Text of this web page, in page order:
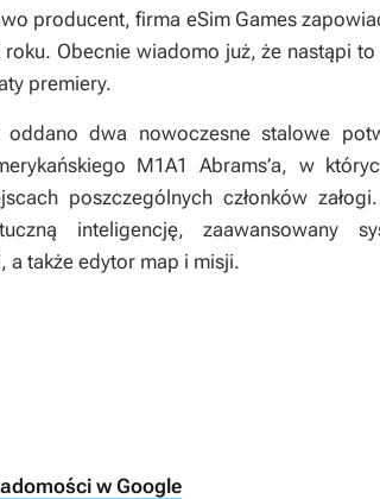
producent, firma eSim Games
Obecnie wiadomo już, że nastąpi to
premiery.
dwa nowoczesne stalowe
M1A1 Abrams’a, w
poszczególnych członków
inteligencję, zaawansowany
a także edytor map i misji.
w Google